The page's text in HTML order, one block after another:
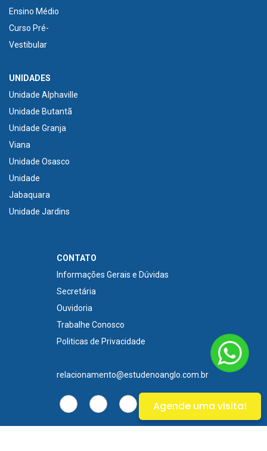
Ensino Médio
Curso Pré-
Vestibular
UNIDADES
Unidade Alphaville
Unidade Butantã
Unidade Granja
Viana
Unidade Osasco
Unidade
Jabaquara
Unidade Jardins
CONTATO
Informações Gerais e Dúvidas
Secretária
Ouvidoria
Trabalhe Conosco
Politicas de Privacidade
relacionamento@estudenoanglo.com.br
Agende uma visita!